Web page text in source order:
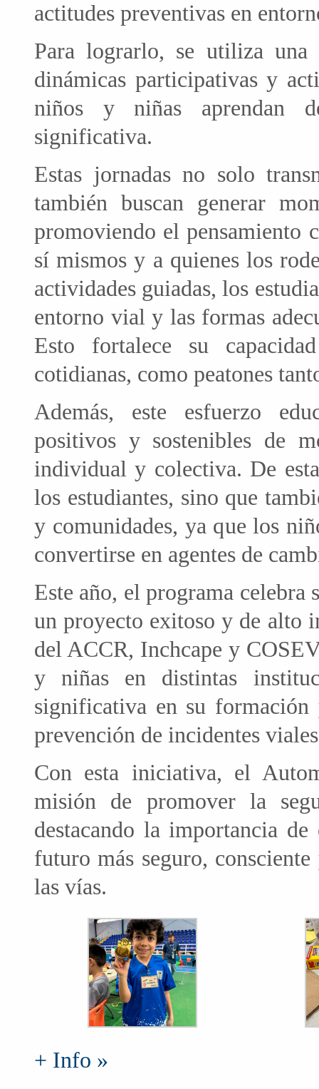
actitudes preventivas en
Para lograrlo, se utiliza una
dinámicas participativas y
niños y niñas aprendan
significativa.
Estas jornadas no solo
también buscan generar
promoviendo el pensamiento
sí mismos y a quienes los
actividades guiadas, los
entorno vial y las formas
Esto fortalece su
cotidianas, como peatones
Además, este esfuerzo
positivos y sostenibles de
individual y colectiva. De
los estudiantes, sino que
y comunidades, ya que los
convertirse en agentes de
Este año, el programa celebra
un proyecto exitoso y de alto
del ACCR, Inchcape y
y niñas en distintas
significativa en su
prevención de incidentes
Con esta iniciativa, el
misión de promover la
destacando la importancia
futuro más seguro,
las vías.
+ Info »